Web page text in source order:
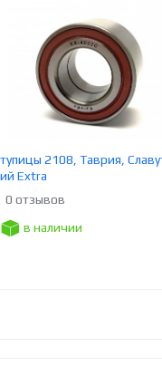
2108, Таврия,
Extra
0 отзывов
в наличии